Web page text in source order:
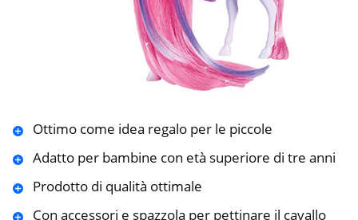
Ottimo come idea regalo per le piccole
Adatto per bambine con età superiore di tre anni
Prodotto di qualità ottimale
Con accessori e spazzola per pettinare il cavallo